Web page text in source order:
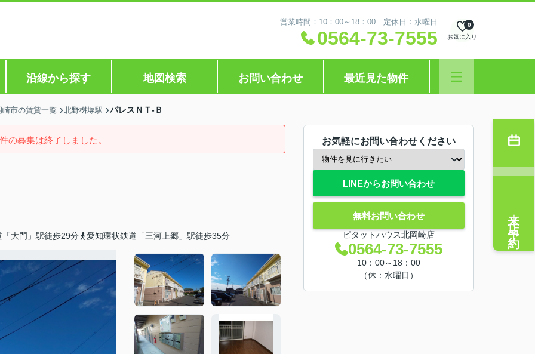
営業時間：10：00～18：00 定休日：水曜日
0564-73-7555 お気に入り
0
沿線から探す 地図検索 お問い合わせ 最近見た物件
崎市の賃貸一覧 北野桝塚駅 パレスＮＴ-Ｂ
の募集は終了しました。
大門」駅徒歩29分 愛知環状鉄道「三河上郷」駅徒歩35分
お気軽にお問い合わせください
LINEからお問い合わせ
無料お問い合わせ
ピタットハウス北岡崎店
0564-73-7555
10：00～18：00
（休：水曜日）
来店予約